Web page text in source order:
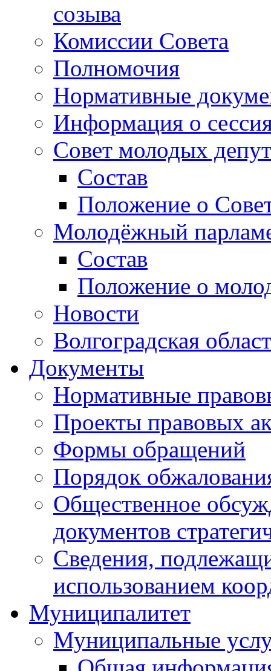
созыва
Комиссии Совета
Полномочия
Нормативные
Информация о
Совет молодых
Состав
Положение о
Молодёжный
Состав
Положение о
Новости
Волгоградская
Документы
Нормативные
Проекты правовых
Формы обращений
Порядок
Общественное
документов
Сведения,
использованием
Муниципалитет
Муниципальные